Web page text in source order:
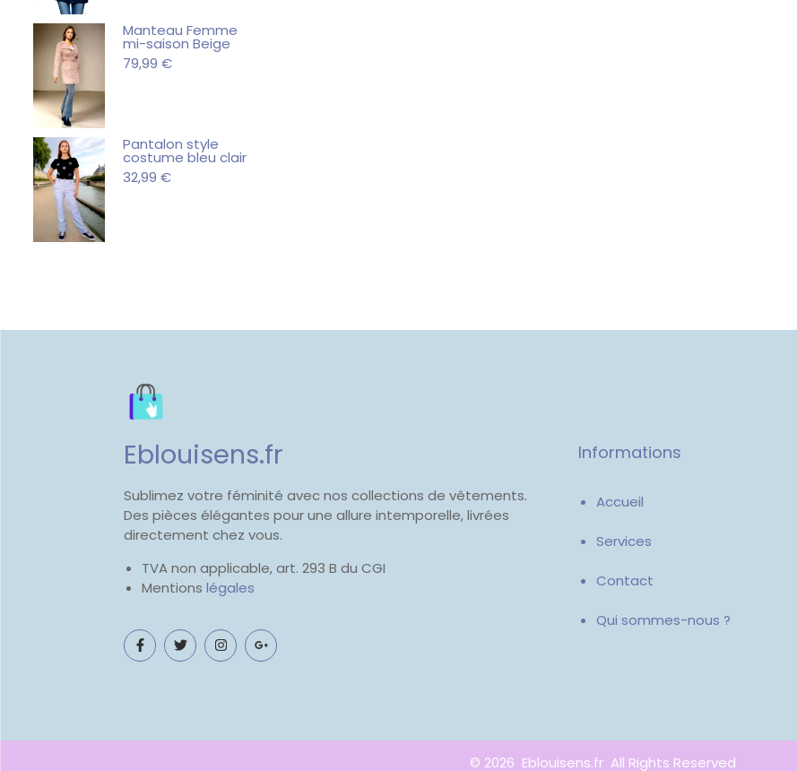
Manteau Femme
mi-saison Beige
79,99 €
Pantalon style
costume bleu clair
32,99 €
Eblouisens.fr
Sublimez votre féminité avec nos collections de vêtements.
Des pièces élégantes pour une allure intemporelle, livrées
directement chez vous.
TVA non applicable, art. 293 B du CGI
Mentions légales
Informations
Accueil
Services
Contact
Qui sommes-nous ?
© 2026 Eblouisens.fr All Rights Reserved